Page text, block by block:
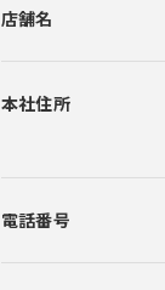
店舗名
本社住所
電話番号